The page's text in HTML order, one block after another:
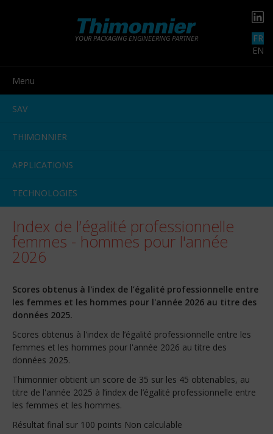
FR
EN
YOUR PACKAGING ENGINEERING PARTNER
Menu
SAV
THIMONNIER
APPLICATIONS
TECHNOLOGIES
Index de l’égalité professionnelle
femmes - hommes pour l'année
2026
Scores obtenus à l'index de l’égalité professionnelle entre
les femmes et les hommes pour l'année 2026 au titre des
données 2025.
Scores obtenus à l'index de l’égalité professionnelle entre les
femmes et les hommes pour l'année 2026 au titre des
données 2025.
Thimonnier obtient un score de 35 sur les 45 obtenables, au
titre de l'année 2025 à l’index de l’égalité professionnelle entre
les femmes et les hommes.
Résultat final sur 100 points Non calculable